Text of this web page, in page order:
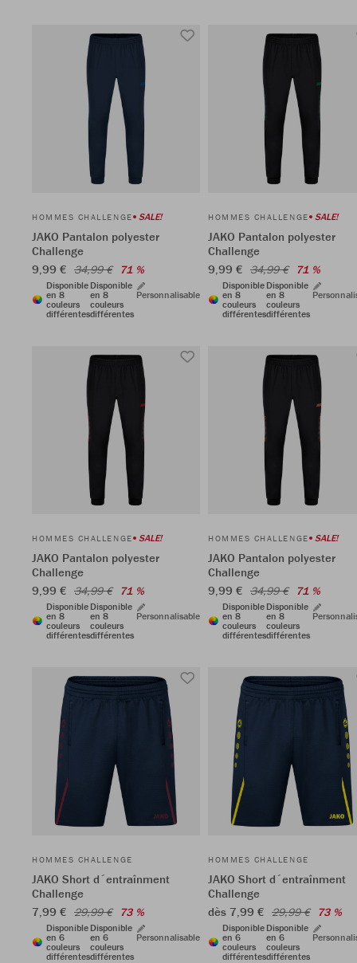
HOMMES CHALLENGE SALE!
JAKO Pantalon polyester
Challenge
9,99 € 34,99 € 71 %
Disponible
en 8
couleurs
différentes
Disponible
en 8
couleurs
différentes
Personnalisable
HOMMES CHALLENGE SALE!
JAKO Pantalon polyester
Challenge
9,99 € 34,99 € 71 %
Disponible
en 8
couleurs
différentes
Disponible
en 8
couleurs
différentes
HOMMES CHALLENGE SALE!
JAKO Pantalon polyester
Challenge
9,99 € 34,99 € 71 %
Disponible
en 8
couleurs
différentes
Disponible
en 8
couleurs
différentes
Personnalisable
HOMMES CHALLENGE SALE!
JAKO Pantalon polyester
Challenge
9,99 € 34,99 € 71 %
Disponible
en 8
couleurs
différentes
Disponible
en 8
couleurs
différentes
HOMMES CHALLENGE
JAKO Short d´entraînment
Challenge
7,99 € 29,99 € 73 %
Disponible
en 6
couleurs
différentes
Disponible
en 6
couleurs
différentes
Personnalisable
HOMMES CHALLENGE
JAKO Short d´entraînment
Challenge
dès 7,99 € 29,99 € 73 %
Disponible
en 6
couleurs
différentes
Disponible
en 6
couleurs
différentes